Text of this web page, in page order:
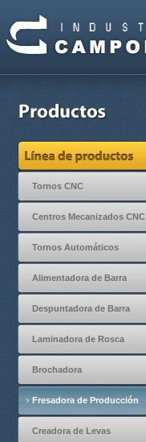
Tornos CNC
Centros Mecanizados CNC
Tornos Automáticos
Alimentadora de Barra
Despuntadora de Barra
Laminadora de Rosca
Brochadora
Fresadora de Producción
Creadora de Levas